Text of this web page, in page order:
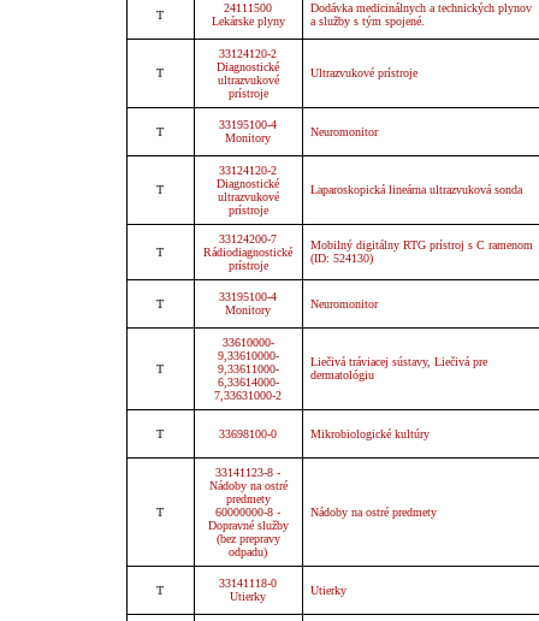
T
24111500
Lekárske plyny
Dodávka medicinálnych a technických plynov
a služby s tým spojené.
T
33124120-2
Diagnostické
ultrazvukové
prístroje
Ultrazvukové prístroje
T
33195100-4
Monitory
Neuromonitor
T
33124120-2
Diagnostické
ultrazvukové
prístroje
Laparoskopická lineárna ultrazvuková sonda
T
33124200-7
Rádiodiagnostické
prístroje
Mobilný digitálny RTG prístroj s C ramenom
(ID: 524130)
T
33195100-4
Monitory
Neuromonitor
T
33610000-
9,33610000-
9,33611000-
6,33614000-
7,33631000-2
Liečivá tráviacej sústavy, Liečivá pre
dermatológiu
T 33698100-0 Mikrobiologické kultúry
T
33141123-8 -
Nádoby na ostré
predmety
60000000-8 -
Dopravné služby
(bez prepravy
odpadu)
Nádoby na ostré predmety
T
33141118-0
Utierky
Utierky